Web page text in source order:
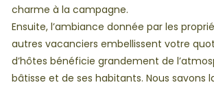
charme à la campagne.
Ensuite, l’ambiance donnée par les
autres vacanciers embellissent votre
d’hôtes bénéficie grandement de
bâtisse et de ses habitants. Nous savons